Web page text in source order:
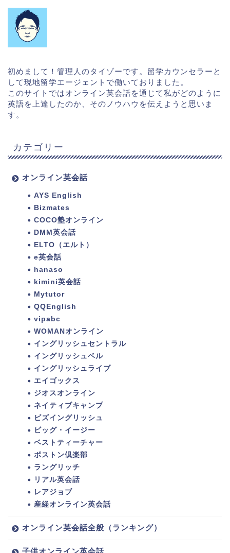
初めまして！管理人のタイゾーです。留学カウンセラーと
して現地留学エージェントで働いておりました。
このサイトではオンライン英会話を通じて私がどのように
英語を上達したのか、そのノウハウを伝えようと思いま
す。
カテゴリー
オンライン英会話
AYS English
Bizmates
COCO塾オンライン
DMM英会話
ELTO（エルト）
e英会話
hanaso
kimini英会話
Mytutor
QQEnglish
vipabc
WOMANオンライン
イングリッシュセントラル
イングリッシュベル
イングリッシュライブ
エイゴックス
ジオスオンライン
ネイティブキャンプ
ビズイングリッシュ
ビッグ・イージー
ベストティーチャー
ボストン倶楽部
ラングリッチ
リアル英会話
レアジョブ
産経オンライン英会話
オンライン英会話全般（ランキング）